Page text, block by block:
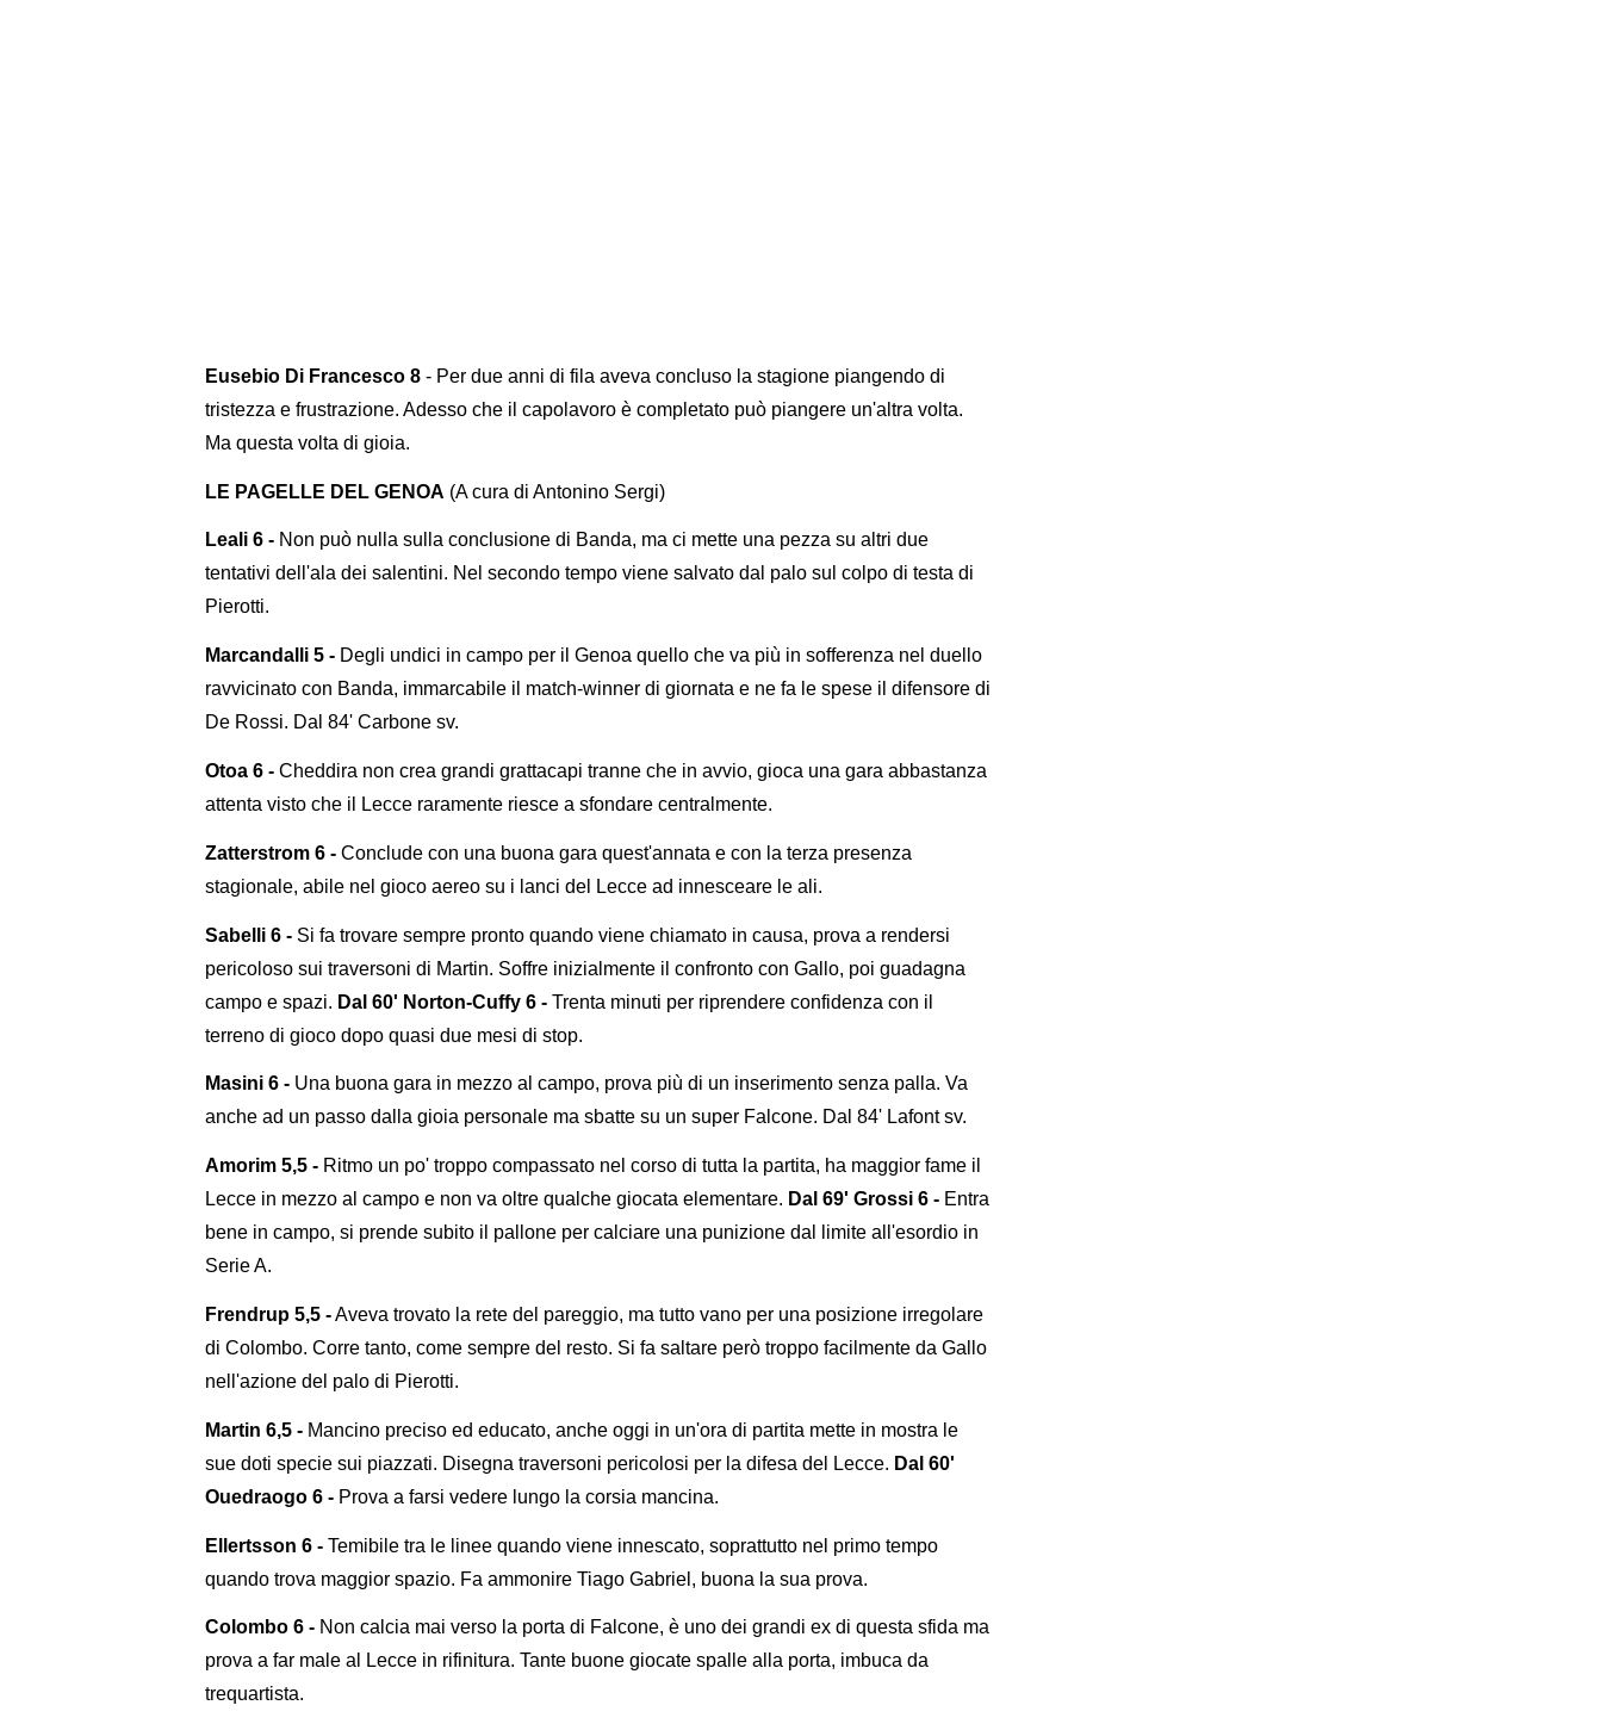
Eusebio Di Francesco 8 - Per due anni di fila aveva concluso la stagione piangendo di
tristezza e frustrazione. Adesso che il capolavoro è completato può piangere un'altra volta.
Ma questa volta di gioia.
LE PAGELLE DEL GENOA (A cura di Antonino Sergi)
Leali 6 - Non può nulla sulla conclusione di Banda, ma ci mette una pezza su altri due
tentativi dell'ala dei salentini. Nel secondo tempo viene salvato dal palo sul colpo di testa di
Pierotti.
Marcandalli 5 - Degli undici in campo per il Genoa quello che va più in sofferenza nel duello
ravvicinato con Banda, immarcabile il match-winner di giornata e ne fa le spese il difensore di
De Rossi. Dal 84' Carbone sv.
Otoa 6 - Cheddira non crea grandi grattacapi tranne che in avvio, gioca una gara abbastanza
attenta visto che il Lecce raramente riesce a sfondare centralmente.
Zatterstrom 6 - Conclude con una buona gara quest'annata e con la terza presenza
stagionale, abile nel gioco aereo su i lanci del Lecce ad innesceare le ali.
Sabelli 6 - Si fa trovare sempre pronto quando viene chiamato in causa, prova a rendersi
pericoloso sui traversoni di Martin. Soffre inizialmente il confronto con Gallo, poi guadagna
campo e spazi. Dal 60' Norton-Cuffy 6 - Trenta minuti per riprendere confidenza con il
terreno di gioco dopo quasi due mesi di stop.
Masini 6 - Una buona gara in mezzo al campo, prova più di un inserimento senza palla. Va
anche ad un passo dalla gioia personale ma sbatte su un super Falcone. Dal 84' Lafont sv.
Amorim 5,5 - Ritmo un po' troppo compassato nel corso di tutta la partita, ha maggior fame il
Lecce in mezzo al campo e non va oltre qualche giocata elementare. Dal 69' Grossi 6 - Entra
bene in campo, si prende subito il pallone per calciare una punizione dal limite all'esordio in
Serie A.
Frendrup 5,5 -Aveva trovato la rete del pareggio, ma tutto vano per una posizione irregolare
di Colombo. Corre tanto, come sempre del resto. Si fa saltare però troppo facilmente da Gallo
nell'azione del palo di Pierotti.
Martin 6,5 - Mancino preciso ed educato, anche oggi in un'ora di partita mette in mostra le
sue doti specie sui piazzati. Disegna traversoni pericolosi per la difesa del Lecce. Dal 60'
Ouedraogo 6 - Prova a farsi vedere lungo la corsia mancina.
Ellertsson 6 - Temibile tra le linee quando viene innescato, soprattutto nel primo tempo
quando trova maggior spazio. Fa ammonire Tiago Gabriel, buona la sua prova.
Colombo 6 - Non calcia mai verso la porta di Falcone, è uno dei grandi ex di questa sfida ma
prova a far male al Lecce in rifinitura. Tante buone giocate spalle alla porta, imbuca da
trequartista.